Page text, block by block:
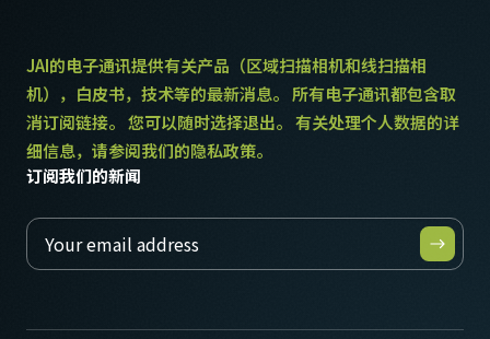
JAI的电子通讯提供有关产品（区域扫描相机和线扫描相
机），白皮书，技术等的最新消息。 所有电子通讯都包含取
消订阅链接。 您可以随时选择退出。 有关处理个人数据的详
细信息，请参阅我们的隐私政策。
订阅我们的新闻